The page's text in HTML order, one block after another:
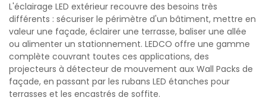
L'éclairage LED extérieur recouvre des besoins très
différents : sécuriser le périmètre d'un bâtiment, mettre en
valeur une façade, éclairer une terrasse, baliser une allée
ou alimenter un stationnement. LEDCO offre une gamme
complète couvrant toutes ces applications, des
projecteurs à détecteur de mouvement aux Wall Packs de
façade, en passant par les rubans LED étanches pour
terrasses et les encastrés de soffite.